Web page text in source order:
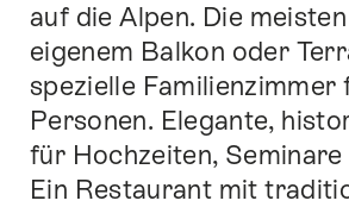
auf die Alpen. Die
eigenem Balkon oder
spezielle Familienzimmer
Personen. Elegante,
für Hochzeiten, Seminare
Ein Restaurant mit